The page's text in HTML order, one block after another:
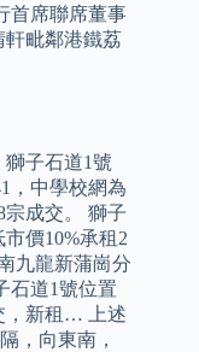
首席聯席董事
軒毗鄰港鐵荔
獅子石道1號
，中學校網為
宗成交。 獅子
價10%承租2
九龍新蒲崗分
石道1號位置
，新租… 上述
，向東南，